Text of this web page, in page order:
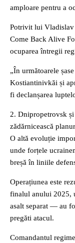
amploare pentru a
Potrivit lui
Come Back Alive
ocuparea întregii
„În următoarele
Kostiantinivkăi și
fi declanșarea
2. Dnipropetrovsk
zădărnicească
O altă evoluție
unde forțele
breșă în liniile
Operațiunea este
finalul anului 2025,
asalt separat — au
pregăti atacul.
Comandantul